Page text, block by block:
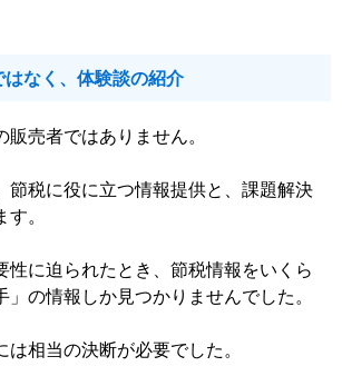
なく、体験談の紹介
販売者ではありません。
節税に役に立つ情報提供と、課題解決
。
性に迫られたとき、節税情報をいくら
」の情報しか見つかりませんでした。
は相当の決断が必要でした。